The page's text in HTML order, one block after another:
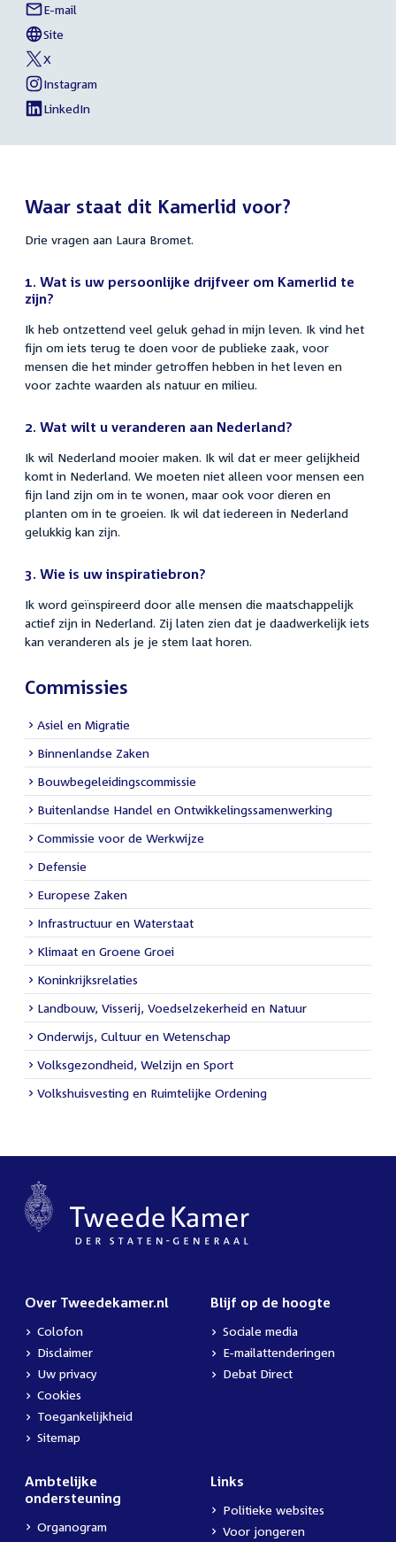
Links
naar
sociale
media
E-mail
Laura
Bromet
Site
van
Laura
Bromet
X
van
Laura
Bromet
Instagram
van
Laura
Bromet
LinkedIn
van
Bromet
Waar staat dit Kamerlid voor?
Drie vragen aan Laura Bromet.
1. Wat is uw persoonlijke drijfveer om Kamerlid te
zijn?
Ik heb ontzettend veel geluk gehad in mijn leven. Ik vind het
fijn om iets terug te doen voor de publieke zaak, voor
mensen die het minder getroffen hebben in het leven en
voor zachte waarden als natuur en milieu.
2. Wat wilt u veranderen aan Nederland?
Ik wil Nederland mooier maken. Ik wil dat er meer gelijkheid
komt in Nederland. We moeten niet alleen voor mensen een
fijn land zijn om in te wonen, maar ook voor dieren en
planten om in te groeien. Ik wil dat iedereen in Nederland
gelukkig kan zijn.
3. Wie is uw inspiratiebron?
Ik word geïnspireerd door alle mensen die maatschappelijk
actief zijn in Nederland. Zij laten zien dat je daadwerkelijk iets
kan veranderen als je je stem laat horen.
Commissies
Asiel en Migratie
Binnenlandse Zaken
Bouwbegeleidingscommissie
Buitenlandse Handel en Ontwikkelingssamenwerking
Commissie voor de Werkwijze
Defensie
Europese Zaken
Infrastructuur en Waterstaat
Klimaat en Groene Groei
Koninkrijksrelaties
Landbouw, Visserij, Voedselzekerheid en Natuur
Onderwijs, Cultuur en Wetenschap
Volksgezondheid, Welzijn en Sport
Volkshuisvesting en Ruimtelijke Ordening
Over Tweedekamer.nl
Colofon
Disclaimer
Uw privacy
Cookies
Toegankelijkheid
Sitemap
Blijf op de hoogte
Sociale media
E-mailattenderingen
Debat Direct
Ambtelijke
ondersteuning
Organogram
Links
Politieke websites
Voor jongeren